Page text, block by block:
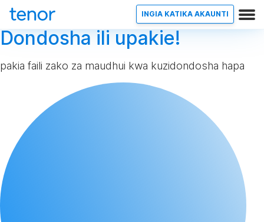
INGIA KATIKA AKAUNTI
Dondosha ili upakie!
pakia faili zako za maudhui kwa kuzidondosha hapa